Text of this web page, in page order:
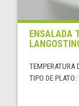
ENSALADA
TEMPERATURA
TIPO DE PLATO: